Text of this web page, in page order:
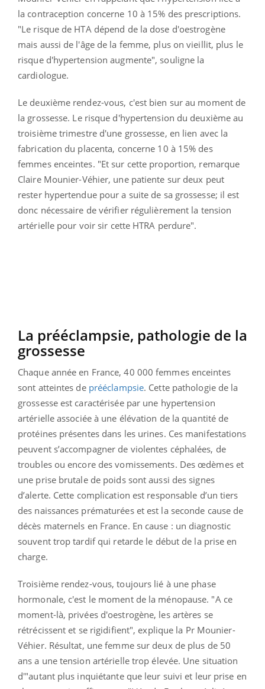
la contraception concerne 10 à 15% des prescriptions.
"Le risque de HTA dépend de la dose d'oestrogène
mais aussi de l'âge de la femme, plus on vieillit, plus le
risque d'hypertension augmente", souligne la
cardiologue.
Le deuxième rendez-vous, c'est bien sur au moment de
la grossesse. Le risque d'hypertension du deuxième au
troisième trimestre d'une grossesse, en lien avec la
fabrication du placenta, concerne 10 à 15% des
femmes enceintes. "Et sur cette proportion, remarque
Claire Mounier-Véhier, une patiente sur deux peut
rester hypertendue pour a suite de sa grossesse; il est
donc nécessaire de vérifier régulièrement la tension
artérielle pour voir sir cette HTRA perdure".
La prééclampsie, pathologie de la
grossesse
Chaque année en France, 40 000 femmes enceintes
sont atteintes de prééclampsie. Cette pathologie de la
grossesse est caractérisée par une hypertension
artérielle associée à une élévation de la quantité de
protéines présentes dans les urines. Ces manifestations
peuvent s’accompagner de violentes céphalées, de
troubles ou encore des vomissements. Des œdèmes et
une prise brutale de poids sont aussi des signes
d’alerte. Cette complication est responsable d’un tiers
des naissances prématurées et est la seconde cause de
décès maternels en France. En cause : un diagnostic
souvent trop tardif qui retarde le début de la prise en
charge.
Troisième rendez-vous, toujours lié à une phase
hormonale, c'est le moment de la ménopause. "A ce
moment-là, privées d'oestrogène, les artères se
rétrécissent et se rigidifient", explique la Pr Mounier-
Véhier. Résultat, une femme sur deux de plus de 50
ans a une tension artérielle trop élevée. Une situation
d'"autant plus inquiétante que leur suivi et leur prise en